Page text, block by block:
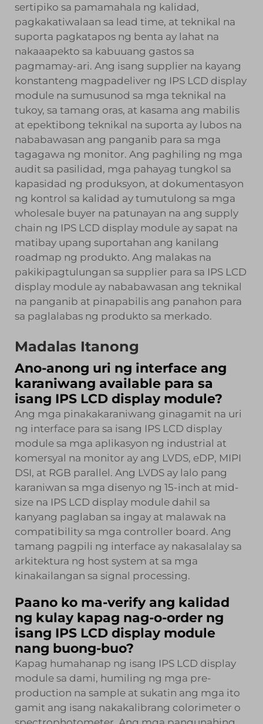
sertipiko sa pamamahala ng kalidad,
pagkakatiwalaan sa lead time, at teknikal na
suporta pagkatapos ng benta ay lahat na
nakaaapekto sa kabuuang gastos sa
pagmamay-ari. Ang isang supplier na kayang
konstanteng magpadeliver ng IPS LCD display
module na sumusunod sa mga teknikal na
tukoy, sa tamang oras, at kasama ang mabilis
at epektibong teknikal na suporta ay lubos na
nababawasan ang panganib para sa mga
tagagawa ng monitor. Ang paghiling ng mga
audit sa pasilidad, mga pahayag tungkol sa
kapasidad ng produksyon, at dokumentasyon
ng kontrol sa kalidad ay tumutulong sa mga
wholesale buyer na patunayan na ang supply
chain ng IPS LCD display module ay sapat na
matibay upang suportahan ang kanilang
roadmap ng produkto. Ang malakas na
pakikipagtulungan sa supplier para sa IPS LCD
display module ay nababawasan ang teknikal
na panganib at pinapabilis ang panahon para
sa paglalabas ng produkto sa merkado.
Madalas Itanong
Ano-anong uri ng interface ang
karaniwang available para sa
isang IPS LCD display module?
Ang mga pinakakaraniwang ginagamit na uri
ng interface para sa isang IPS LCD display
module sa mga aplikasyon ng industrial at
komersyal na monitor ay ang LVDS, eDP, MIPI
DSI, at RGB parallel. Ang LVDS ay lalo pang
karaniwan sa mga disenyo ng 15-inch at mid-
size na IPS LCD display module dahil sa
kanyang paglaban sa ingay at malawak na
compatibility sa mga controller board. Ang
tamang pagpili ng interface ay nakasalalay sa
arkitektura ng host system at sa mga
kinakailangan sa signal processing.
Paano ko ma-verify ang kalidad
ng kulay kapag nag-o-order ng
isang IPS LCD display module
nang buong-buo?
Kapag humahanap ng isang IPS LCD display
module sa dami, humiling ng mga pre-
production na sample at sukatin ang mga ito
gamit ang isang nakakalibrang colorimeter o